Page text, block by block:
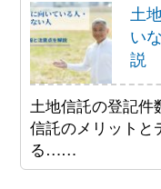
土
い
説
土地信託の登記件
信託のメリットと
る……